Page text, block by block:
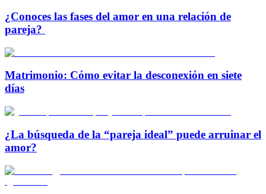
¿Conoces las fases del amor en una relación de
pareja?
Matrimonio: Cómo evitar la desconexión en siete
días
¿La búsqueda de la “pareja ideal” puede arruinar el
amor?